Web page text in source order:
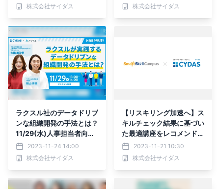
株式会社サイダス
株式会社サイダス
ラクスル社のデータドリブ
ンな組織開発の手法とは？
11/29(水)人事担当者向け
セミナー開催
2023-11-24 14:00
株式会社サイダス
【リスキリング加速へ】ス
キルチェック結果に基づい
た最適講座をレコメンド！
タレントマネジメントシス
テム「CYDAS」と学習管
理システム「SmartSkill C
2023-11-21 10:30
株式会社サイダス